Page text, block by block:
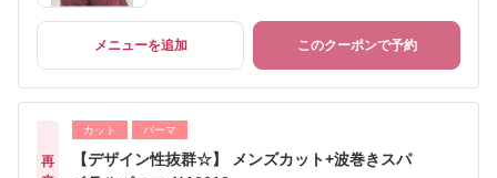
メニューを追加 このクーポンで予約
再
カット パーマ
【デザイン性抜群☆】 メンズカット+波巻きスパ